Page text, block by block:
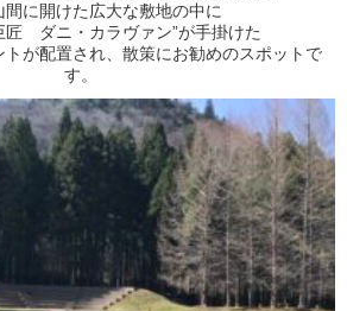
間に開けた広大な敷地の中に
匠 ダニ・カラヴァン”が手掛けた
トが配置され、散策にお勧めのスポットで
す。